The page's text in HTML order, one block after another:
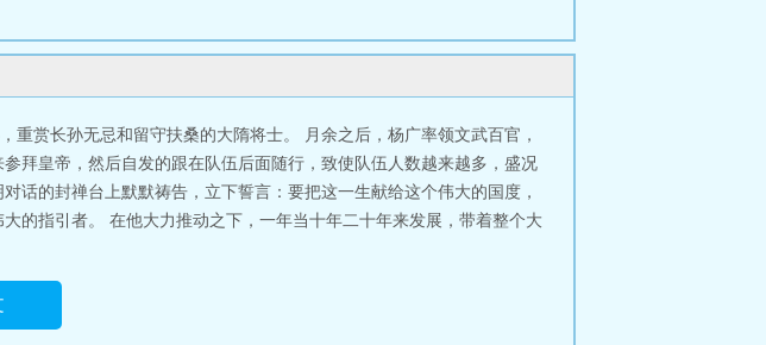
赏长孙无忌和留守扶桑的大隋将士。 月余之后，杨广率领文武百官，
拜皇帝，然后自发的跟在队伍后面随行，致使队伍人数越来越多，盛况
话的封禅台上默默祷告，立下誓言：要把这一生献给这个伟大的国度，
指引者。 在他大力推动之下，一年当十年二十年来发展，带着整个大